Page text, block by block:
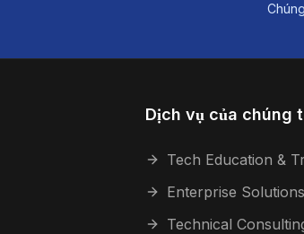
Dịch vụ của chúng
Tech Education &
Enterprise Solutions
Technical